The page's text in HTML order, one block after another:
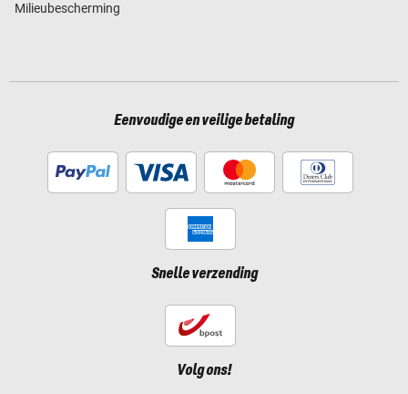
Milieubescherming
Eenvoudige en veilige betaling
Snelle verzending
Volg ons!